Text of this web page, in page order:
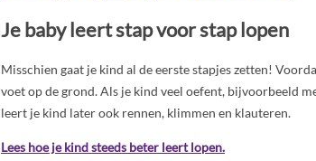
Je baby leert stap voor stap lopen
Misschien gaat je kind al de eerste stapjes zetten!
voet op de grond. Als je kind veel oefent, bijvoorbeeld
leert je kind later ook rennen, klimmen en klauteren.
Lees hoe je kind steeds beter leert lopen.